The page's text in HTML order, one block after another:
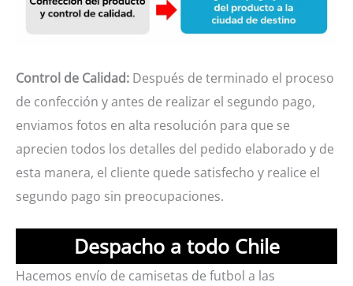
Control de Calidad: Después de terminado el proceso
de confección y antes de realizar el segundo pago,
enviamos fotos en alta resolución para que se
aprecien todos los detalles del pedido elaborado y de
esta manera, el cliente quede satisfecho y realice el
segundo pago sin preocupaciones.
Despacho a todo Chile
Hacemos envío de camisetas de futbol a las